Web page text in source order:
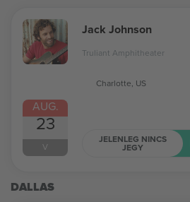
AUG.
23
V
Jack Johnson
Truliant Amphitheater
Charlotte, US
JELENLEG NINCS
JEGY
DALLAS